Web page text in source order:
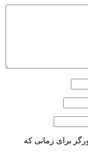
برای زمانی که